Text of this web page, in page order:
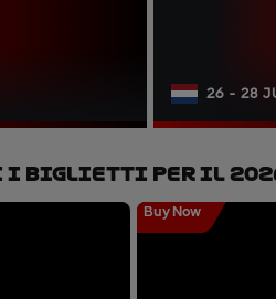
26 - 28
I Biglietti Per Il
Buy Now